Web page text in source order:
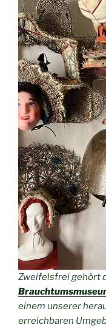
Zweifelsfrei gehört
einem unserer
erreichbaren